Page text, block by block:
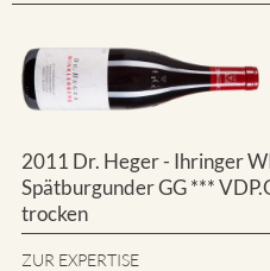
2011 Dr. Heger - Ihringer
Spätburgunder GG ***
trocken
ZUR EXPERTISE